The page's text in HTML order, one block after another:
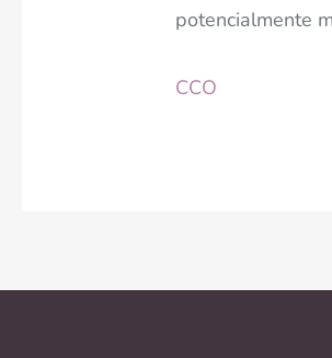
potencialmente
CCO